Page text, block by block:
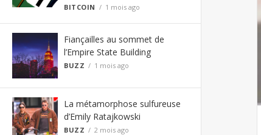
BITCOIN 1 mois ago
Fiançailles au sommet de
l’Empire State Building
BUZZ 1 mois ago
La métamorphose sulfureuse
d’Emily Ratajkowski
BUZZ 2 mois ago